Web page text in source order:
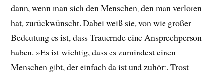
dann, wenn man sich den Menschen, den man verloren
hat, zurückwünscht. Dabei weiß sie, von wie großer
Bedeutung es ist, dass Trauernde eine Ansprechperson
haben. »Es ist wichtig, dass es zumindest einen
Menschen gibt, der einfach da ist und zuhört. Trost